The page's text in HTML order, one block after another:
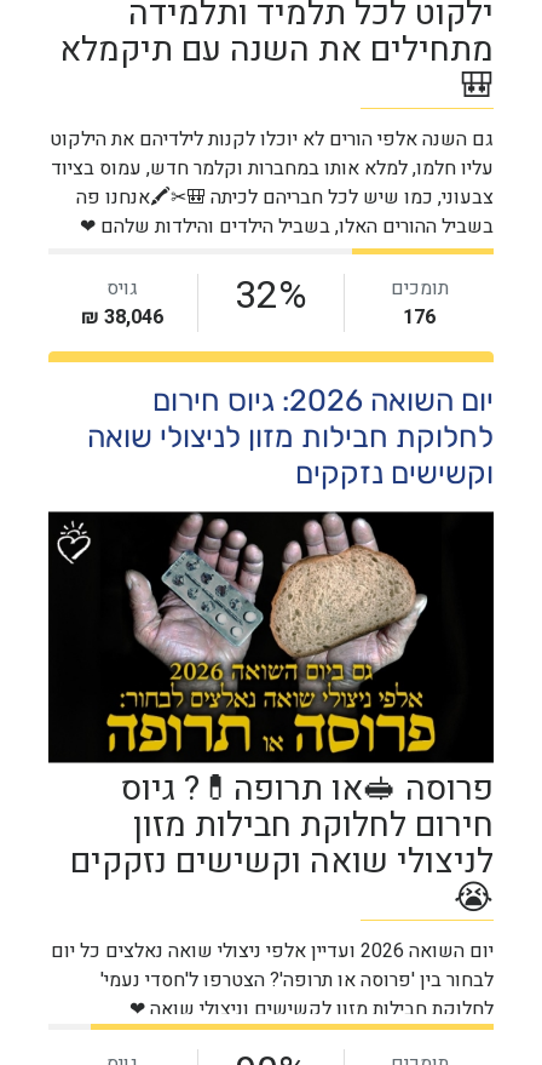
יום השואה 2026: גיוס חירום
לחלוקת חבילות מזון לניצולי שואה
וקשישים נזקקים